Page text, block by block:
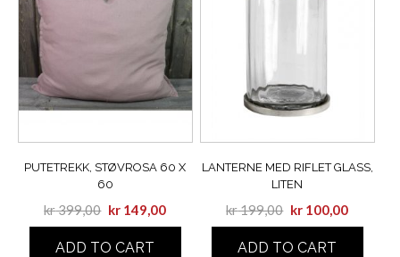
PUTETREKK, STØVROSA 60 X
60
kr399,00 kr 149,00
ADD TO CART
LANTERNE MED RIFLET GLASS,
LITEN
kr199,00 kr 100,00
ADD TO CART